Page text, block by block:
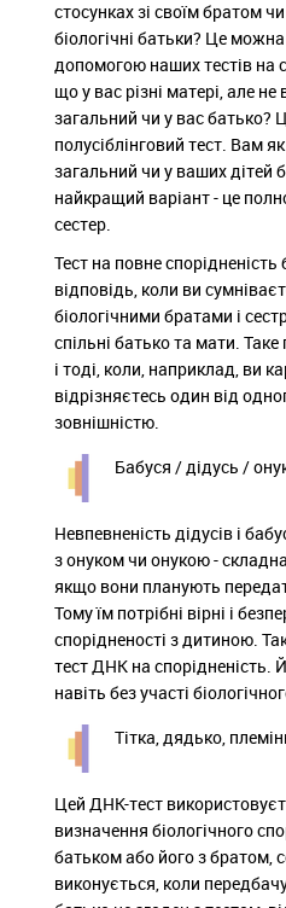
стосунках зі своїм братом
біологічні батьки? Це
допомогою наших тестів на
що у вас різні матері, але
загальний чи у вас батько?
полусіблінговий тест. Вам
загальний чи у ваших дітей
найкращий варіант - це
сестер.
Тест на повне спорідненість
відповідь, коли ви
біологічними братами і
спільні батько та мати.
і тоді, коли, наприклад, ви
відрізняєтесь один від
зовнішністю.
Бабуся / дідусь /
Невпевненість дідусів і
з онуком чи онукою -
якщо вони планують
Тому їм потрібні вірні і
спорідненості з дитиною.
тест ДНК на
навіть без участі
Тітка, дядько,
Цей ДНК-тест
визначення біологічного
батьком або його з братом,
виконується, коли